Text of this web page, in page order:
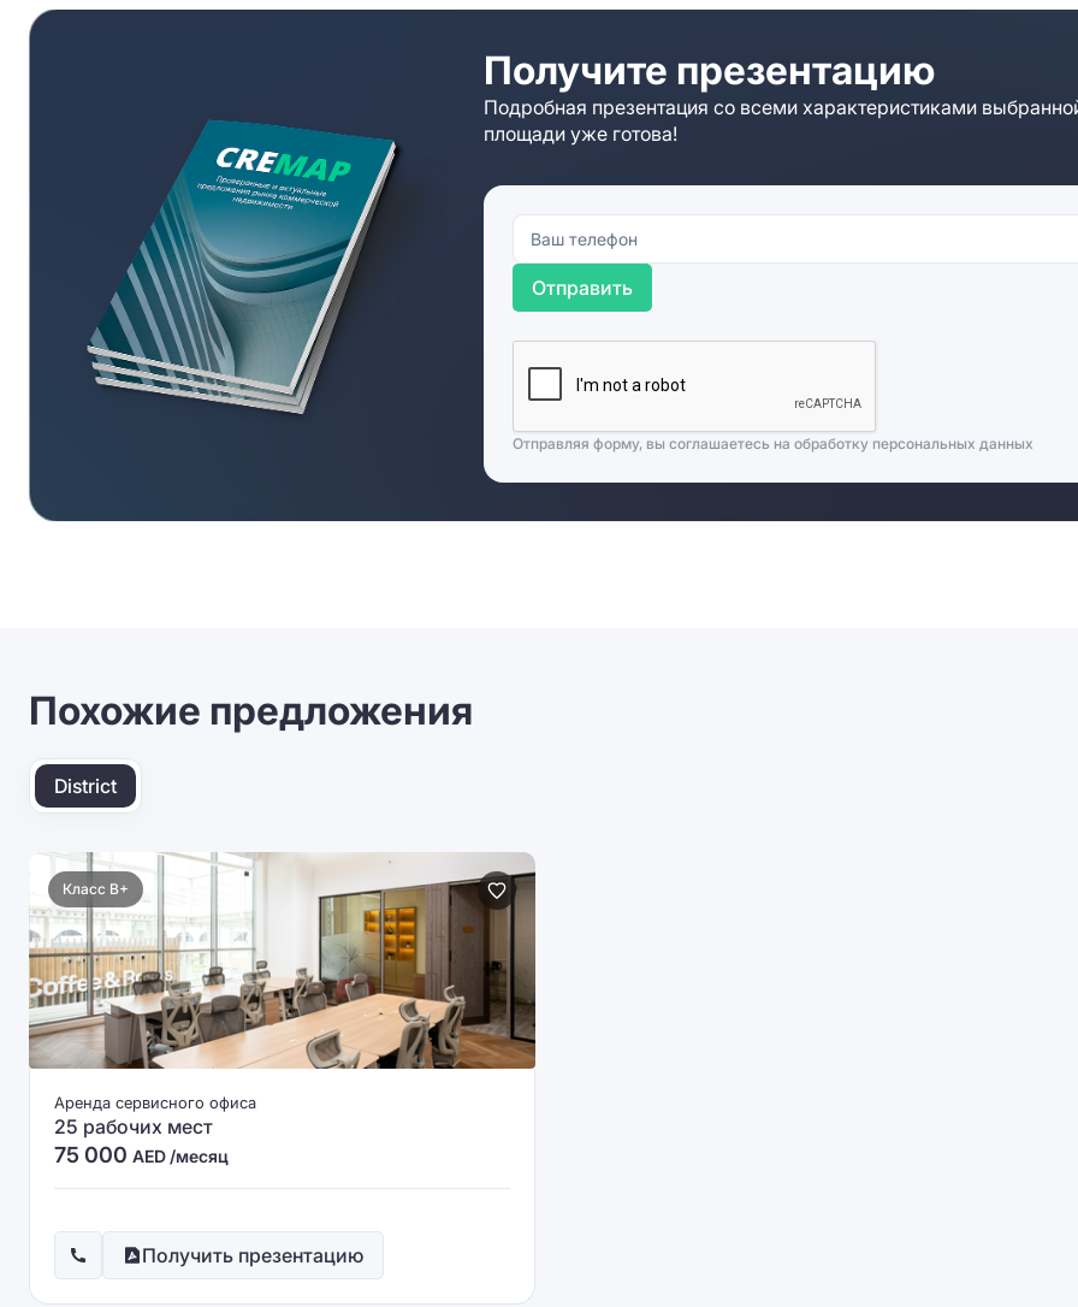
Получите презентацию
Подробная презентация со всеми характеристиками
площади уже готова!
Отправить
Отправляя форму, вы соглашаетесь на обработку персональных данных
Похожие предложения
District
Класс B+
Аренда сервисного офиса
25 рабочих мест
75 000 AED /месяц
Получить презентацию